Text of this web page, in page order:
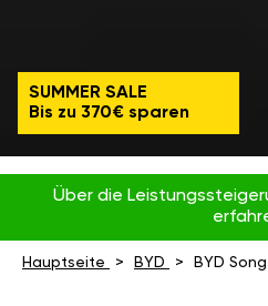
SUMMER SALE
Bis zu 370€ sparen
Über die
Hauptseite BYD BYD Song